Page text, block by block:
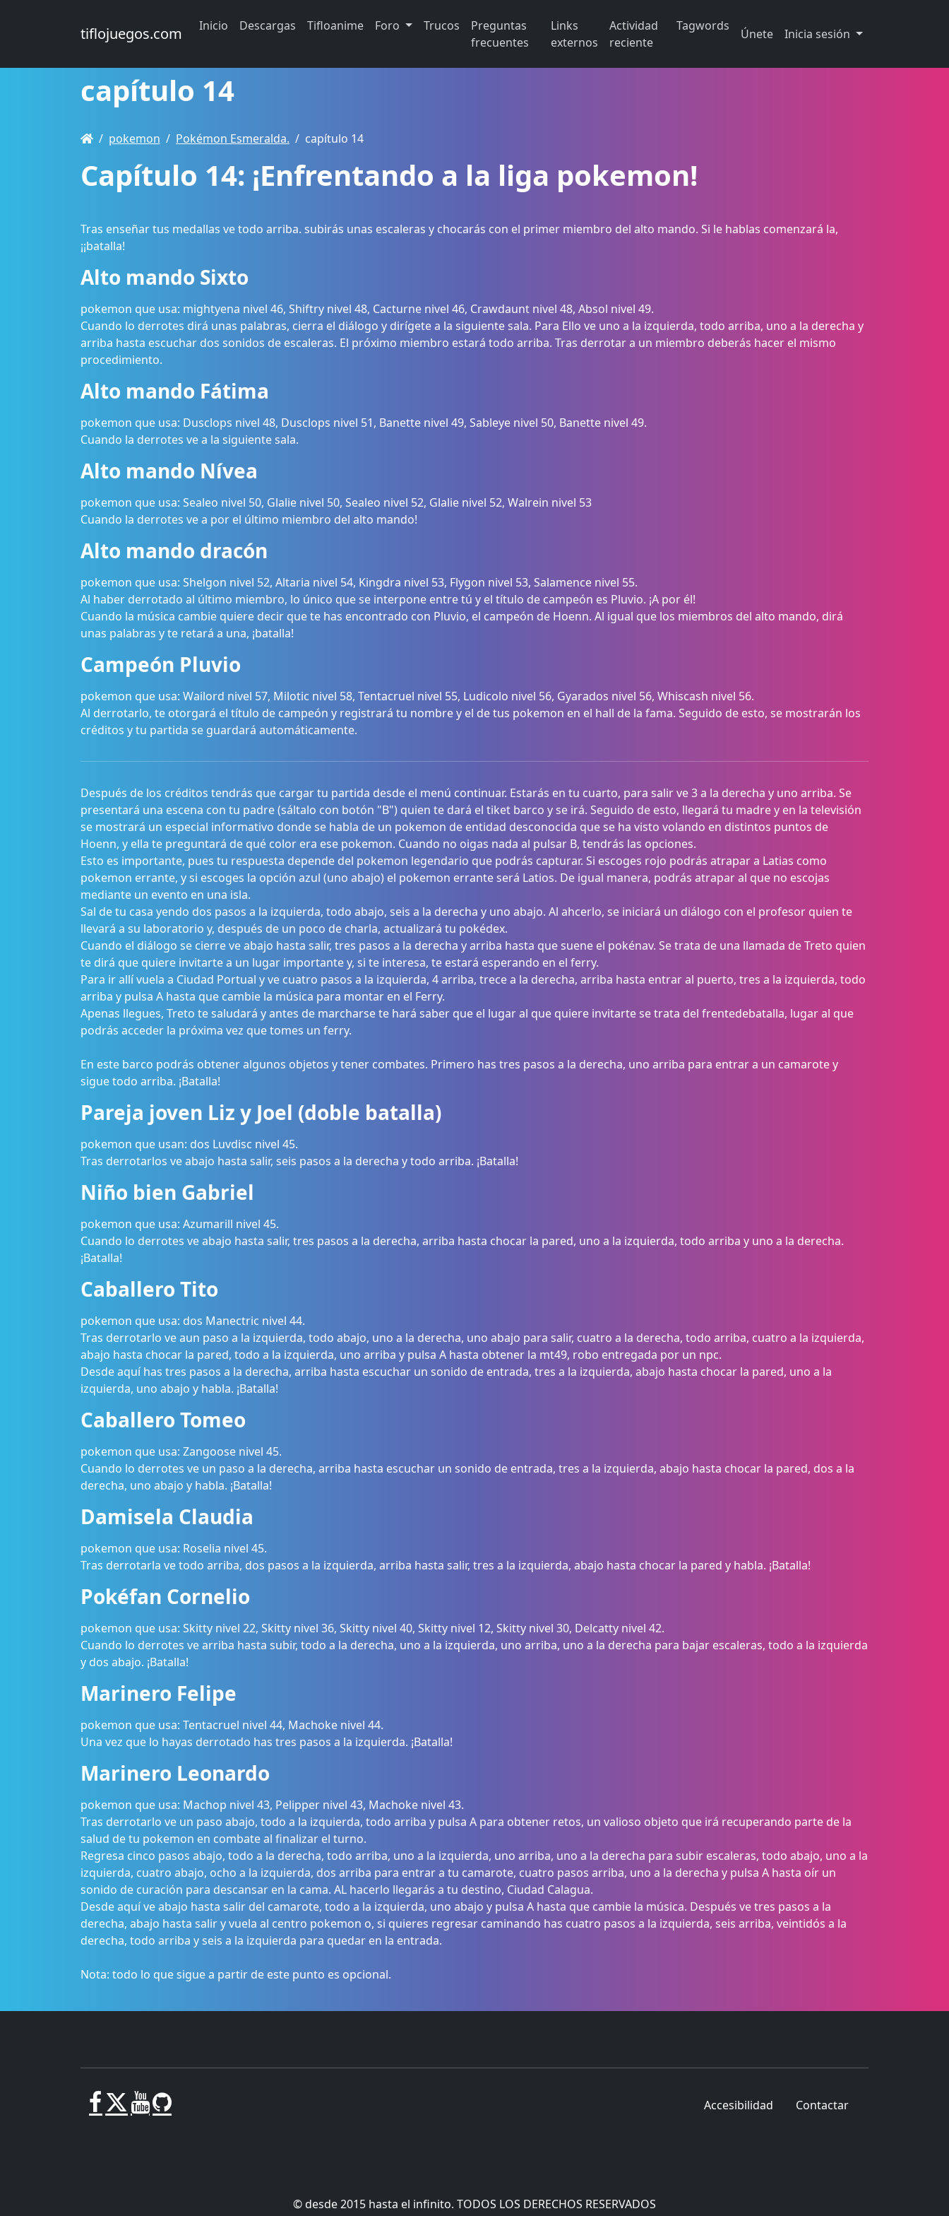
tiflojuegos.com Inicio Descargas Tifloanime Foro Trucos
Preguntas
frecuentes
Links
externos
Actividad
reciente
Tagwords
Únete Inicia sesión
capítulo 14
pokemon Pokémon Esmeralda. capítulo 14
Capítulo 14: ¡Enfrentando a la liga pokemon!
Tras enseñar tus medallas ve todo arriba. subirás unas escaleras y chocarás con el primer miembro del alto mando. Si le hablas comenzará la,
¡¡batalla!
Alto mando Sixto
pokemon que usa: mightyena nivel 46, Shiftry nivel 48, Cacturne nivel 46, Crawdaunt nivel 48, Absol nivel 49.
Cuando lo derrotes dirá unas palabras, cierra el diálogo y dirígete a la siguiente sala. Para Ello ve uno a la izquierda, todo arriba, uno a la derecha y
arriba hasta escuchar dos sonidos de escaleras. El próximo miembro estará todo arriba. Tras derrotar a un miembro deberás hacer el mismo
procedimiento.
Alto mando Fátima
pokemon que usa: Dusclops nivel 48, Dusclops nivel 51, Banette nivel 49, Sableye nivel 50, Banette nivel 49.
Cuando la derrotes ve a la siguiente sala.
Alto mando Nívea
pokemon que usa: Sealeo nivel 50, Glalie nivel 50, Sealeo nivel 52, Glalie nivel 52, Walrein nivel 53
Cuando la derrotes ve a por el último miembro del alto mando!
Alto mando dracón
pokemon que usa: Shelgon nivel 52, Altaria nivel 54, Kingdra nivel 53, Flygon nivel 53, Salamence nivel 55.
Al haber derrotado al último miembro, lo único que se interpone entre tú y el título de campeón es Pluvio. ¡A por él!
Cuando la música cambie quiere decir que te has encontrado con Pluvio, el campeón de Hoenn. Al igual que los miembros del alto mando, dirá
unas palabras y te retará a una, ¡batalla!
Campeón Pluvio
pokemon que usa: Wailord nivel 57, Milotic nivel 58, Tentacruel nivel 55, Ludicolo nivel 56, Gyarados nivel 56, Whiscash nivel 56.
Al derrotarlo, te otorgará el título de campeón y registrará tu nombre y el de tus pokemon en el hall de la fama. Seguido de esto, se mostrarán los
créditos y tu partida se guardará automáticamente.
Después de los créditos tendrás que cargar tu partida desde el menú continuar. Estarás en tu cuarto, para salir ve 3 a la derecha y uno arriba. Se
presentará una escena con tu padre (sáltalo con botón "B") quien te dará el tiket barco y se irá. Seguido de esto, llegará tu madre y en la televisión
se mostrará un especial informativo donde se habla de un pokemon de entidad desconocida que se ha visto volando en distintos puntos de
Hoenn, y ella te preguntará de qué color era ese pokemon. Cuando no oigas nada al pulsar B, tendrás las opciones.
Esto es importante, pues tu respuesta depende del pokemon legendario que podrás capturar. Si escoges rojo podrás atrapar a Latias como
pokemon errante, y si escoges la opción azul (uno abajo) el pokemon errante será Latios. De igual manera, podrás atrapar al que no escojas
mediante un evento en una isla.
Sal de tu casa yendo dos pasos a la izquierda, todo abajo, seis a la derecha y uno abajo. Al ahcerlo, se iniciará un diálogo con el profesor quien te
llevará a su laboratorio y, después de un poco de charla, actualizará tu pokédex.
Cuando el diálogo se cierre ve abajo hasta salir, tres pasos a la derecha y arriba hasta que suene el pokénav. Se trata de una llamada de Treto quien
te dirá que quiere invitarte a un lugar importante y, si te interesa, te estará esperando en el ferry.
Para ir allí vuela a Ciudad Portual y ve cuatro pasos a la izquierda, 4 arriba, trece a la derecha, arriba hasta entrar al puerto, tres a la izquierda, todo
arriba y pulsa A hasta que cambie la música para montar en el Ferry.
Apenas llegues, Treto te saludará y antes de marcharse te hará saber que el lugar al que quiere invitarte se trata del frentedebatalla, lugar al que
podrás acceder la próxima vez que tomes un ferry.
En este barco podrás obtener algunos objetos y tener combates. Primero has tres pasos a la derecha, uno arriba para entrar a un camarote y
sigue todo arriba. ¡Batalla!
Pareja joven Liz y Joel (doble batalla)
pokemon que usan: dos Luvdisc nivel 45.
Tras derrotarlos ve abajo hasta salir, seis pasos a la derecha y todo arriba. ¡Batalla!
Niño bien Gabriel
pokemon que usa: Azumarill nivel 45.
Cuando lo derrotes ve abajo hasta salir, tres pasos a la derecha, arriba hasta chocar la pared, uno a la izquierda, todo arriba y uno a la derecha.
¡Batalla!
Caballero Tito
pokemon que usa: dos Manectric nivel 44.
Tras derrotarlo ve aun paso a la izquierda, todo abajo, uno a la derecha, uno abajo para salir, cuatro a la derecha, todo arriba, cuatro a la izquierda,
abajo hasta chocar la pared, todo a la izquierda, uno arriba y pulsa A hasta obtener la mt49, robo entregada por un npc.
Desde aquí has tres pasos a la derecha, arriba hasta escuchar un sonido de entrada, tres a la izquierda, abajo hasta chocar la pared, uno a la
izquierda, uno abajo y habla. ¡Batalla!
Caballero Tomeo
pokemon que usa: Zangoose nivel 45.
Cuando lo derrotes ve un paso a la derecha, arriba hasta escuchar un sonido de entrada, tres a la izquierda, abajo hasta chocar la pared, dos a la
derecha, uno abajo y habla. ¡Batalla!
Damisela Claudia
pokemon que usa: Roselia nivel 45.
Tras derrotarla ve todo arriba, dos pasos a la izquierda, arriba hasta salir, tres a la izquierda, abajo hasta chocar la pared y habla. ¡Batalla!
Pokéfan Cornelio
pokemon que usa: Skitty nivel 22, Skitty nivel 36, Skitty nivel 40, Skitty nivel 12, Skitty nivel 30, Delcatty nivel 42.
Cuando lo derrotes ve arriba hasta subir, todo a la derecha, uno a la izquierda, uno arriba, uno a la derecha para bajar escaleras, todo a la izquierda
y dos abajo. ¡Batalla!
Marinero Felipe
pokemon que usa: Tentacruel nivel 44, Machoke nivel 44.
Una vez que lo hayas derrotado has tres pasos a la izquierda. ¡Batalla!
Marinero Leonardo
pokemon que usa: Machop nivel 43, Pelipper nivel 43, Machoke nivel 43.
Tras derrotarlo ve un paso abajo, todo a la izquierda, todo arriba y pulsa A para obtener retos, un valioso objeto que irá recuperando parte de la
salud de tu pokemon en combate al finalizar el turno.
Regresa cinco pasos abajo, todo a la derecha, todo arriba, uno a la izquierda, uno arriba, uno a la derecha para subir escaleras, todo abajo, uno a la
izquierda, cuatro abajo, ocho a la izquierda, dos arriba para entrar a tu camarote, cuatro pasos arriba, uno a la derecha y pulsa A hasta oír un
sonido de curación para descansar en la cama. AL hacerlo llegarás a tu destino, Ciudad Calagua.
Desde aquí ve abajo hasta salir del camarote, todo a la izquierda, uno abajo y pulsa A hasta que cambie la música. Después ve tres pasos a la
derecha, abajo hasta salir y vuela al centro pokemon o, si quieres regresar caminando has cuatro pasos a la izquierda, seis arriba, veintidós a la
derecha, todo arriba y seis a la izquierda para quedar en la entrada.
Nota: todo lo que sigue a partir de este punto es opcional.
Accesibilidad Contactar
© desde 2015 hasta el infinito. TODOS LOS DERECHOS RESERVADOS